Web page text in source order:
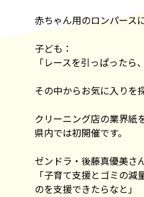
赤ちゃん用のロンパース
子ども：
「レースを引っぱったら
その中からお気に入りを
クリーニング店の業界紙
県内では初開催です。
ゼンドラ・後藤真優美さ
「子育て支援とゴミの
のを支援できたらなと」